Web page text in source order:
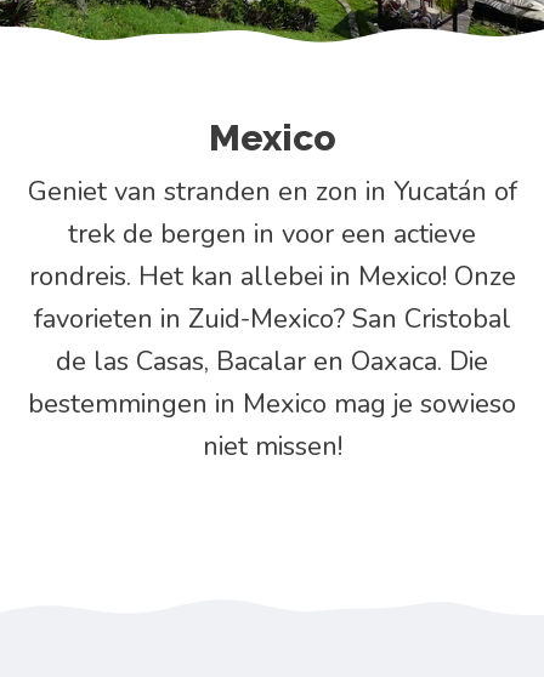
Mexico
Geniet van stranden en zon in Yucatán of
trek de bergen in voor een actieve
rondreis. Het kan allebei in Mexico! Onze
favorieten in Zuid-Mexico? San Cristobal
de las Casas, Bacalar en Oaxaca. Die
bestemmingen in Mexico mag je sowieso
niet missen!